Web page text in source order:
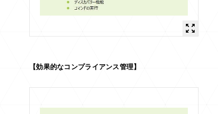
【効果的なコンプライアンス管理】